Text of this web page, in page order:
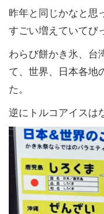
昨年と同じかなと思
すごい増えていてび
わらび餅かき氷、台
て、世界、日本各地
た。
逆にトルコアイスは